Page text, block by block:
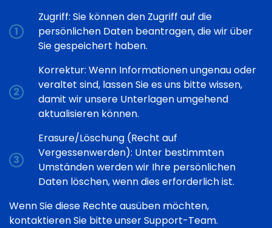
Zugriff: Sie können den Zugriff auf die
persönlichen Daten beantragen, die wir über
Sie gespeichert haben.
Korrektur: Wenn Informationen ungenau oder
veraltet sind, lassen Sie es uns bitte wissen,
damit wir unsere Unterlagen umgehend
aktualisieren können.
Erasure/Löschung (Recht auf
Vergessenwerden): Unter bestimmten
Umständen werden wir Ihre persönlichen
Daten löschen, wenn dies erforderlich ist.
Wenn Sie diese Rechte ausüben möchten,
kontaktieren Sie bitte unser Support-Team.